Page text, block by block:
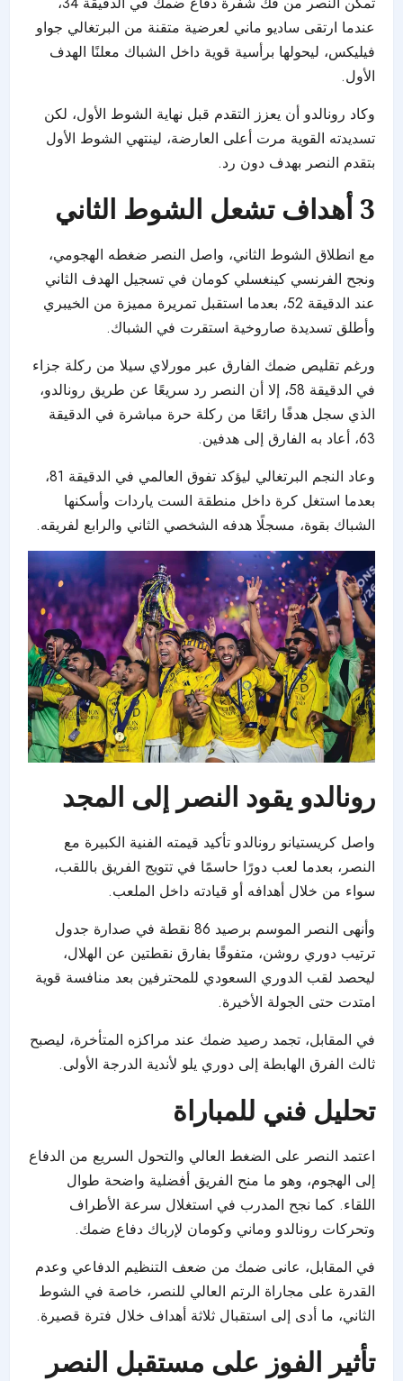
عندما ارتقى ساديو ماني لعرضية متقنة من البرتغالي جواو
فيليكس، ليحولها برأسية قوية داخل الشباك معلنًا الهدف
الأول.
وكاد رونالدو أن يعزز التقدم قبل نهاية الشوط الأول، لكن
تسديدته القوية مرت أعلى العارضة، لينتهي الشوط الأول
بتقدم النصر بهدف دون رد.
3 أهداف تشعل الشوط الثاني
مع انطلاق الشوط الثاني، واصل النصر ضغطه الهجومي،
ونجح الفرنسي كينغسلي كومان في تسجيل الهدف الثاني
عند الدقيقة 52، بعدما استقبل تمريرة مميزة من الخيبري
وأطلق تسديدة صاروخية استقرت في الشباك.
ورغم تقليص ضمك الفارق عبر مورلاي سيلا من ركلة جزاء
في الدقيقة 58، إلا أن النصر رد سريعًا عن طريق رونالدو،
الذي سجل هدفًا رائعًا من ركلة حرة مباشرة في الدقيقة
63، أعاد به الفارق إلى هدفين.
وعاد النجم البرتغالي ليؤكد تفوق العالمي في الدقيقة 81،
بعدما استغل كرة داخل منطقة الست ياردات وأسكنها
الشباك بقوة، مسجلًا هدفه الشخصي الثاني والرابع لفريقه.
رونالدو يقود النصر إلى المجد
واصل كريستيانو رونالدو تأكيد قيمته الفنية الكبيرة مع
النصر، بعدما لعب دورًا حاسمًا في تتويج الفريق باللقب،
سواء من خلال أهدافه أو قيادته داخل الملعب.
وأنهى النصر الموسم برصيد 86 نقطة في صدارة جدول
ترتيب دوري روشن، متفوقًا بفارق نقطتين عن الهلال،
ليحصد لقب الدوري السعودي للمحترفين بعد منافسة قوية
امتدت حتى الجولة الأخيرة.
في المقابل، تجمد رصيد ضمك عند مراكزه المتأخرة، ليصبح
ثالث الفرق الهابطة إلى دوري يلو لأندية الدرجة الأولى.
تحليل فني للمباراة
اعتمد النصر على الضغط العالي والتحول السريع من الدفاع
إلى الهجوم، وهو ما منح الفريق أفضلية واضحة طوال
اللقاء. كما نجح المدرب في استغلال سرعة الأطراف
وتحركات رونالدو وماني وكومان لإرباك دفاع ضمك.
في المقابل، عانى ضمك من ضعف التنظيم الدفاعي وعدم
القدرة على مجاراة الرتم العالي للنصر، خاصة في الشوط
الثاني، ما أدى إلى استقبال ثلاثة أهداف خلال فترة قصيرة.
تأثير الفوز على مستقبل النصر